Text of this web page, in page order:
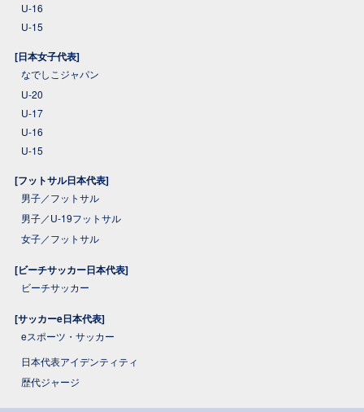
U-16
U-15
[日本女子代表]
なでしこジャパン
U-20
U-17
U-16
U-15
[フットサル日本代表]
男子／フットサル
男子／U-19フットサル
女子／フットサル
[ビーチサッカー日本代表]
ビーチサッカー
[サッカーe日本代表]
eスポーツ・サッカー
日本代表アイデンティティ
歴代ジャージ